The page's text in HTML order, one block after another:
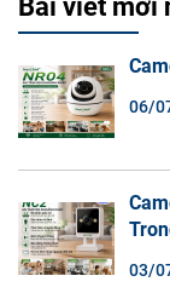
06/
03/